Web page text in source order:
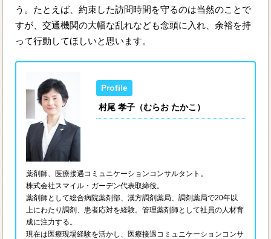
う。たとえば、約束した訪問時間を守るのは当然のことで
すが、交通機関の大幅な乱れなども念頭に入れ、余裕を持
って行動してほしいと思います。
村尾 孝子（むらお たかこ）
薬剤師、医療接遇コミュニケーションコンサルタント。
株式会社スマイル・ガーデン代表取締役。
薬剤師として総合病院薬剤部、漢方調剤薬局、調剤薬局で20年以
上にわたり調剤、患者応対を経験。管理薬剤師として社員の人材育
成に注力する。
現在は医療現場経験を活かし、医療接遇コミュニケーションコンサ